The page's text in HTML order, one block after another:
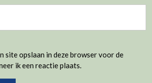
site opslaan in deze browser voor de
ik een reactie plaats.